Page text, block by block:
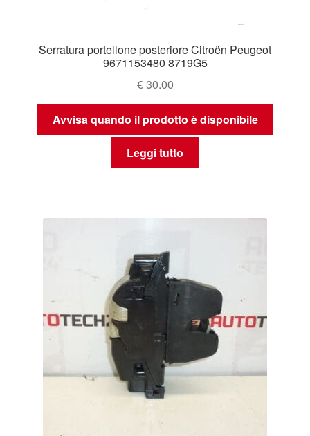
Serratura portellone posteriore Citroën Peugeot
9671153480 8719G5
€30.00
Avvisa quando il prodotto è disponibile
Leggi tutto